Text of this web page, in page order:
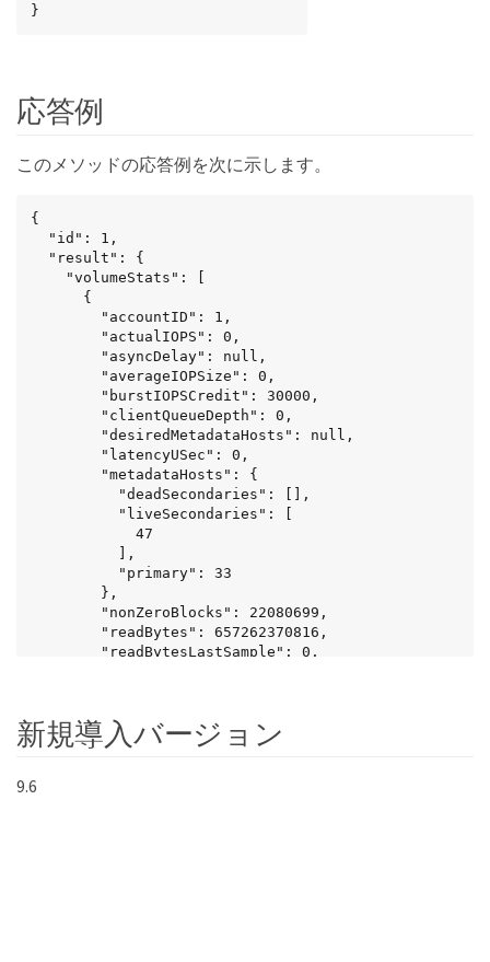
}
応答例
このメソッドの応答例を次に示します。
{
        "samplePeriodMSec": 500,
        "throttle": 0,
09T19:39:15.771697Z",
新規導入バージョン
9.6